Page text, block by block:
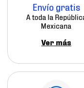
Envío gratis
A toda la
Mexicana
Ver más